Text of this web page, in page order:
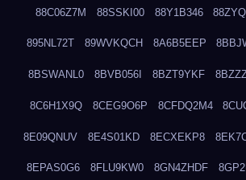
88C06Z7M 88SSKI00 88Y1B346
895NL72T 89WVKQCH 8A6B5EEP
8BSWANL0 8BVB056I 8BZT9YKF
8C6H1X9Q 8CEG9O6P 8CFDQ2M4
8E09QNUV 8E4S01KD 8ECXEKP8
8EPAS0G6 8FLU9KW0 8GN4ZHDF